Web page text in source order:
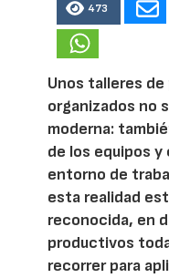
473
Unos talleres
organizados no
moderna:
de los equipos
entorno de
esta realidad
reconocida, en
productivos
recorrer para